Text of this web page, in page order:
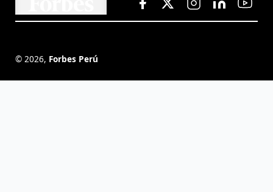
© 2026, Forbes Perú